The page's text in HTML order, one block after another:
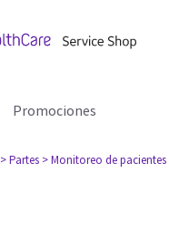
Promociones
> Partes > Monitoreo de pacientes